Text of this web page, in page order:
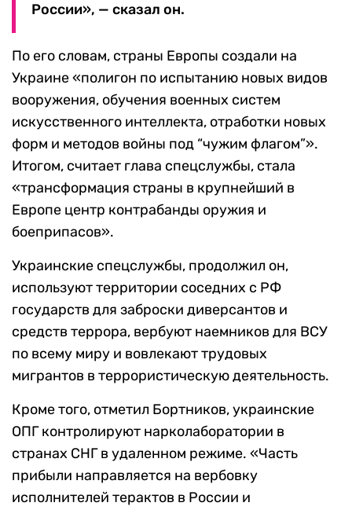
России», — сказал он.
По его словам, страны Европы создали на
Украине «полигон по испытанию новых видов
вооружения, обучения военных систем
искусственного интеллекта, отработки новых
форм и методов войны под “чужим флагом”».
Итогом, считает глава спецслужбы, стала
«трансформация страны в крупнейший в
Европе центр контрабанды оружия и
боеприпасов».
Украинские спецслужбы, продолжил он,
используют территории соседних с РФ
государств для заброски диверсантов и
средств террора, вербуют наемников для ВСУ
по всему миру и вовлекают трудовых
мигрантов в террористическую деятельность.
Кроме того, отметил Бортников, украинские
ОПГ контролируют нарколаборатории в
странах СНГ в удаленном режиме. «Часть
прибыли направляется на вербовку
исполнителей терактов в России и